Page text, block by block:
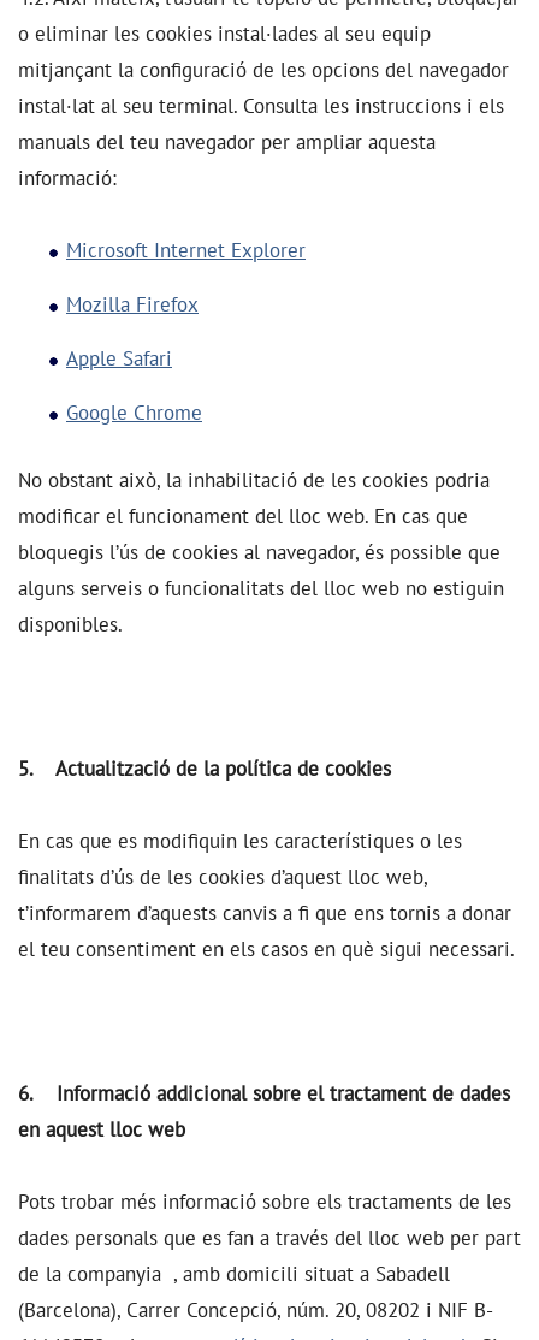
o eliminar les cookies instal·lades al seu equip
mitjançant la configuració de les opcions del navegador
instal·lat al seu terminal. Consulta les instruccions i els
manuals del teu navegador per ampliar aquesta
informació:
Microsoft Internet Explorer
Mozilla Firefox
Apple Safari
Google Chrome
No obstant això, la inhabilitació de les cookies podria
modificar el funcionament del lloc web. En cas que
bloquegis l’ús de cookies al navegador, és possible que
alguns serveis o funcionalitats del lloc web no estiguin
disponibles.
5. Actualització de la política de cookies
En cas que es modifiquin les característiques o les
finalitats d’ús de les cookies d’aquest lloc web,
t’informarem d’aquests canvis a fi que ens tornis a donar
el teu consentiment en els casos en què sigui necessari.
6. Informació addicional sobre el tractament de dades
en aquest lloc web
Pots trobar més informació sobre els tractaments de les
dades personals que es fan a través del lloc web per part
de la companyia , amb domicili situat a Sabadell
(Barcelona), Carrer Concepció, núm. 20, 08202 i NIF B-